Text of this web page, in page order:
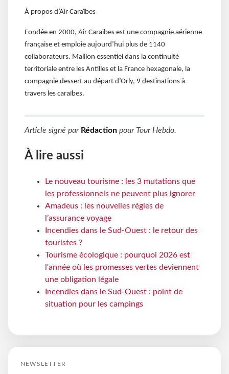
À propos d’Air Caraïbes
Fondée en 2000, Air Caraïbes est une compagnie aérienne
française et emploie aujourd’hui plus de 1140
collaborateurs. Maillon essentiel dans la continuité
territoriale entre les Antilles et la France hexagonale, la
compagnie dessert au départ d’Orly, 9 destinations à
travers les caraïbes.
Article signé par Rédaction pour Tour Hebdo.
À lire aussi
Le nouveau tourisme : les 3 mutations que
les professionnels ne peuvent plus ignorer
Amadeus : les nouvelles règles de
l’assurance voyage
Incendies dans le Sud-Ouest : le retour des
touristes ?
Tourisme écologique : pourquoi 2026 est
l'année où les promesses vertes deviennent
une obligation légale
Incendies dans le Sud-Ouest : point de
situation pour les campings
NEWSLETTER